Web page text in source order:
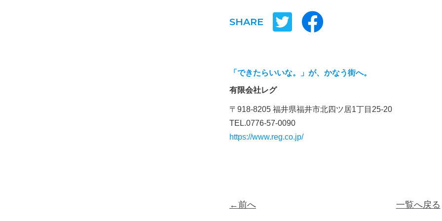
SHARE
「できたらいいな。」が、かなう街へ。
有限会社レグ
〒918-8205 福井県福井市北四ツ居1丁目25-20
TEL.0776-57-0090
https://www.reg.co.jp/
←前へ 一覧へ戻る